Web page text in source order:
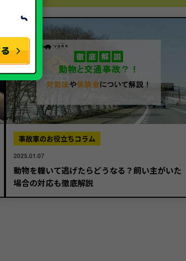
事故車のお役立ちコラム
2025.01.07
動物を轢いて逃げたらどうなる？飼い主がいた
場合の対応も徹底解説